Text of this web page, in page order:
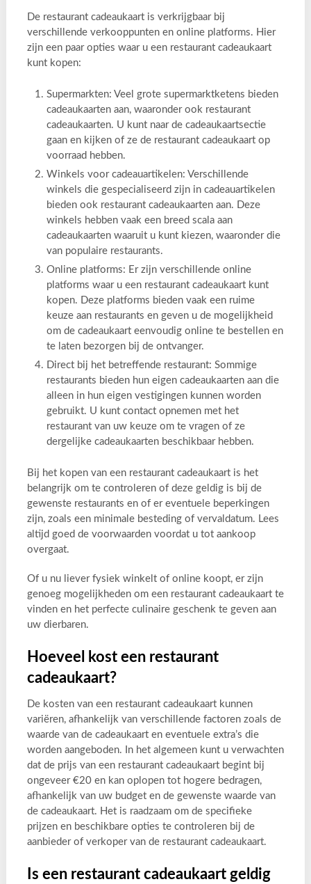
De restaurant cadeaukaart is verkrijgbaar bij
verschillende verkooppunten en online platforms. Hier
zijn een paar opties waar u een restaurant cadeaukaart
kunt kopen:
Supermarkten: Veel grote supermarktketens bieden
cadeaukaarten aan, waaronder ook restaurant
cadeaukaarten. U kunt naar de cadeaukaartsectie
gaan en kijken of ze de restaurant cadeaukaart op
voorraad hebben.
Winkels voor cadeauartikelen: Verschillende
winkels die gespecialiseerd zijn in cadeauartikelen
bieden ook restaurant cadeaukaarten aan. Deze
winkels hebben vaak een breed scala aan
cadeaukaarten waaruit u kunt kiezen, waaronder die
van populaire restaurants.
Online platforms: Er zijn verschillende online
platforms waar u een restaurant cadeaukaart kunt
kopen. Deze platforms bieden vaak een ruime
keuze aan restaurants en geven u de mogelijkheid
om de cadeaukaart eenvoudig online te bestellen en
te laten bezorgen bij de ontvanger.
Direct bij het betreffende restaurant: Sommige
restaurants bieden hun eigen cadeaukaarten aan die
alleen in hun eigen vestigingen kunnen worden
gebruikt. U kunt contact opnemen met het
restaurant van uw keuze om te vragen of ze
dergelijke cadeaukaarten beschikbaar hebben.
Bij het kopen van een restaurant cadeaukaart is het
belangrijk om te controleren of deze geldig is bij de
gewenste restaurants en of er eventuele beperkingen
zijn, zoals een minimale besteding of vervaldatum. Lees
altijd goed de voorwaarden voordat u tot aankoop
overgaat.
Of u nu liever fysiek winkelt of online koopt, er zijn
genoeg mogelijkheden om een restaurant cadeaukaart te
vinden en het perfecte culinaire geschenk te geven aan
uw dierbaren.
Hoeveel kost een restaurant
cadeaukaart?
De kosten van een restaurant cadeaukaart kunnen
variëren, afhankelijk van verschillende factoren zoals de
waarde van de cadeaukaart en eventuele extra’s die
worden aangeboden. In het algemeen kunt u verwachten
dat de prijs van een restaurant cadeaukaart begint bij
ongeveer €20 en kan oplopen tot hogere bedragen,
afhankelijk van uw budget en de gewenste waarde van
de cadeaukaart. Het is raadzaam om de specifieke
prijzen en beschikbare opties te controleren bij de
aanbieder of verkoper van de restaurant cadeaukaart.
Is een restaurant cadeaukaart geldig